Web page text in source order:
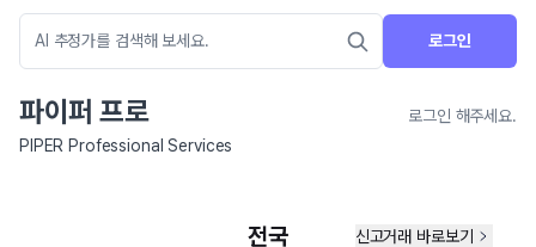
로그인
파이퍼 프로
로그인 해주세요.
PIPER Professional Services